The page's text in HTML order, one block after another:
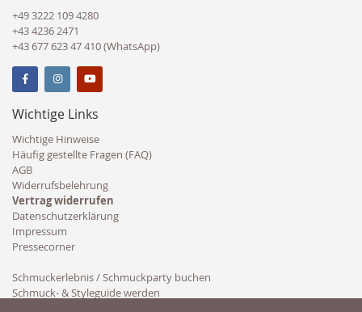
+49 3222 109 4280
+43 4236 2471
+43 677 623 47 410 (WhatsApp)
Wichtige Links
Wichtige Hinweise
Häufig gestellte Fragen (FAQ)
AGB
Widerrufsbelehrung
Vertrag widerrufen
Datenschutzerklärung
Impressum
Pressecorner
Schmuckerlebnis / Schmuckparty buchen
Schmuck- & Styleguide werden